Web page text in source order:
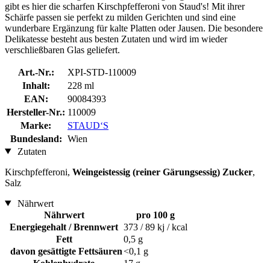
gibt es hier die scharfen Kirschpfefferoni von Staud's! Mit ihrer
Schärfe passen sie perfekt zu milden Gerichten und sind eine
wunderbare Ergänzung für kalte Platten oder Jausen. Die besondere
Delikatesse besteht aus besten Zutaten und wird im wieder
verschließbaren Glas geliefert.
Art.-Nr.:
XPI-STD-110009
Inhalt:
228 ml
EAN:
90084393
Hersteller-Nr.: 110009
Marke:
STAUD‘S
Bundesland: Wien
Zutaten
Kirschpfefferoni, Weingeistessig (reiner Gärungsessig) Zucker,
Salz
Nährwert
Nährwert
pro 100 g
Energiegehalt / Brennwert 373 / 89 kj / kcal
Fett
0,5 g
davon gesättigte Fettsäuren<0,1 g